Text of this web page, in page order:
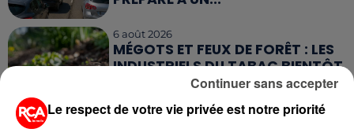
6 août 2026
MÉGOTS ET FEUX DE FORÊT : LES
INDUSTRIELS DU TABAC BIENTÔT
6 août 2026
Le respect de votre vie privée est notre priorité
Continuer sans accepter